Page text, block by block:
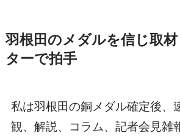
羽根田のメダルを信じ取
ターで拍手
私は羽根田の銅メダル確定後、
観、解説、コラム、記者会見雑